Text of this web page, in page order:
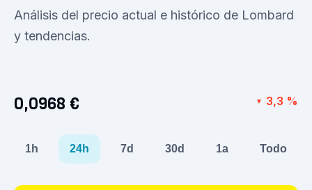
Análisis del precio actual e histórico de Lombard
y tendencias.
0,0968 € ▼ 3,3 %
1h 24h 7d 30d 1a Todo